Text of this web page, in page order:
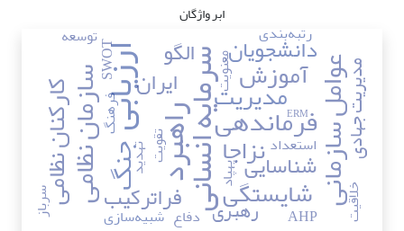
ابر واژگان
ارزیابی سرمایه انسانیراهبرد سازمان نظامی فرماندهی
جنگ عوامل سازمانیآموزش
نزاجا
شایستگی
مدیریت کارکنان نظامی ایران
فراترکیب
شناسایی
دانشجویان الگو
مدیریت جهادی
رهبری
تقویت
شبیه‌سازی AHP
استعداد تهدید
دفاع
فرهنگ
خلاقیت
SWOT معنویت
سرباز
رتبه‌بندی
پهپاد
توسعه
ERM